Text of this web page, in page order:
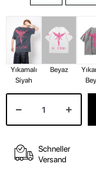
Yıkamalı
Siyah
Beyaz
Schneller
Versand